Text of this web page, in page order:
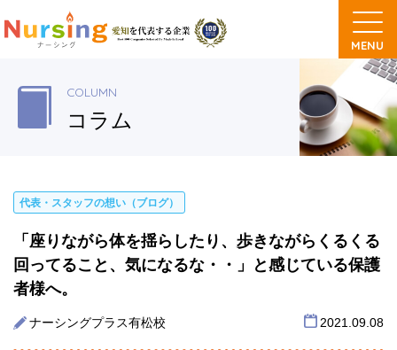
COLUMN
コラム
代表・スタッフの想い（ブログ）
ナーシングプラス有松校 2021.09.08
「座りながら体を揺らしたり、歩きながらくるくる
回ってること、気になるな・・」と感じている保護
者様へ。